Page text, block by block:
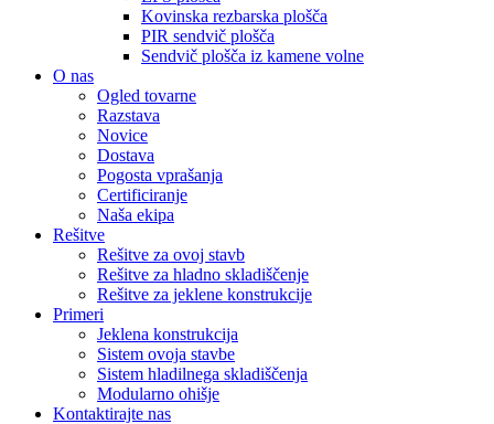
Kovinska rezbarska plošča
PIR sendvič plošča
Sendvič plošča iz kamene volne
O nas
Ogled tovarne
Razstava
Novice
Dostava
Pogosta vprašanja
Certificiranje
Naša ekipa
Rešitve
Rešitve za ovoj stavb
Rešitve za hladno skladiščenje
Rešitve za jeklene konstrukcije
Primeri
Jeklena konstrukcija
Sistem ovoja stavbe
Sistem hladilnega skladiščenja
Modularno ohišje
Kontaktirajte nas